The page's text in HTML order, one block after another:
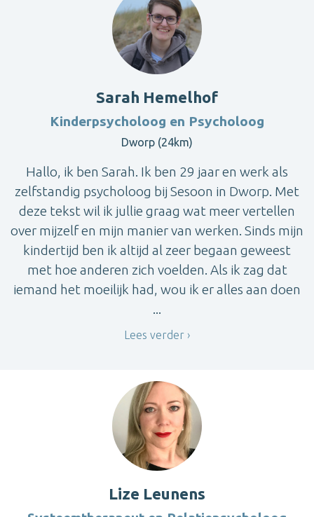
Sarah Hemelhof
Kinderpsycholoog en Psycholoog
Dworp (24km)
Hallo, ik ben Sarah. Ik ben 29 jaar en werk als
zelfstandig psycholoog bij Sesoon in Dworp. Met
deze tekst wil ik jullie graag wat meer vertellen
over mijzelf en mijn manier van werken. Sinds mijn
kindertijd ben ik altijd al zeer begaan geweest
met hoe anderen zich voelden. Als ik zag dat
iemand het moeilijk had, wou ik er alles aan doen
...
Lees verder
Lize Leunens